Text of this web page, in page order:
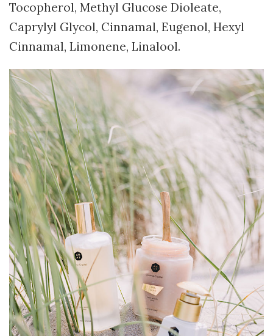
Tocopherol, Methyl Glucose Dioleate,
Caprylyl Glycol, Cinnamal, Eugenol, Hexyl
Cinnamal, Limonene, Linalool.